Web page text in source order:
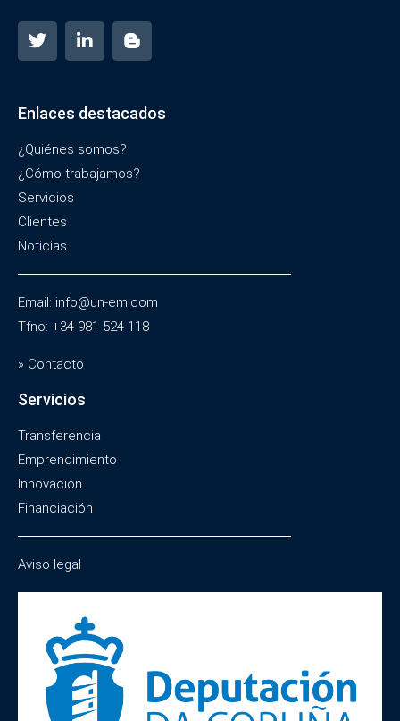
Enlaces destacados
¿Quiénes somos?
¿Cómo trabajamos?
Servicios
Clientes
Noticias
Email: info@un-em.com
Tfno: +34 981 524 118
» Contacto
Servicios
Transferencia
Emprendimiento
Innovación
Financiación
Aviso legal